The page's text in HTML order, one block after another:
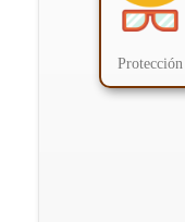
Protección